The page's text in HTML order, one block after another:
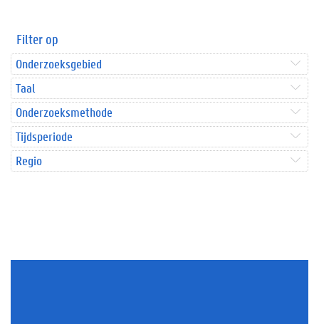
Filter op
Onderzoeksgebied
Taal
Onderzoeksmethode
Tijdsperiode
Regio